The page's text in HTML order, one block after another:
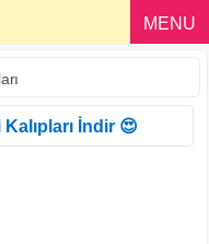
MENU
İndir 😍